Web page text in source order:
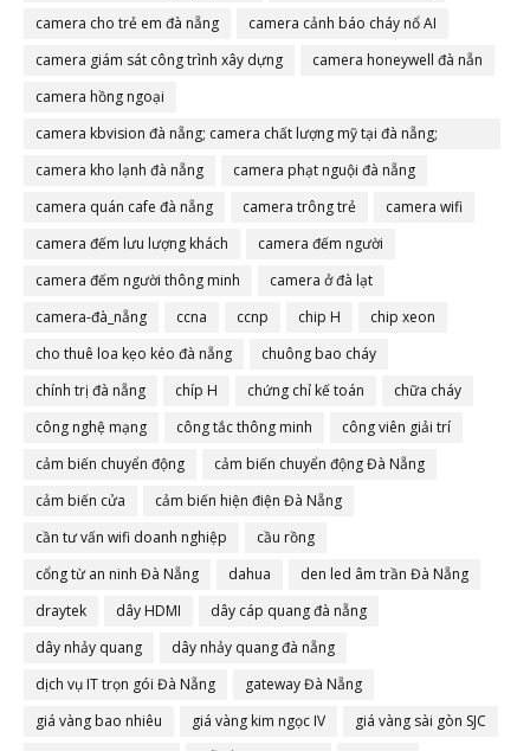
camera cho trẻ em đà nẵng
camera cảnh báo cháy nổ AI
camera giám sát công trình xây dựng
camera honeywell đà nẵn
camera hồng ngoại
camera kbvision đà nẵng; camera chất lượng mỹ tại đà nẵng;
camera đà nẵng
camera kho lạnh đà nẵng
camera phạt nguội đà nẵng
camera quán cafe đà nẵng
camera trông trẻ
camera wifi
camera đếm lưu lượng khách
camera đếm người
camera đếm người thông minh
camera ở đà lạt
camera-đà_nẵng
ccna ccnp chip H
chip xeon
cho thuê loa kẹo kéo đà nẵng
chuông bao cháy
chính trị đà nẵng
chíp H chứng chỉ kế toán
chữa cháy
công nghệ mạng
công tắc thông minh
công viên giải trí
cảm biến chuyển động
cảm biến chuyển động Đà Nẵng
cảm biến cửa
cảm biến hiện điện Đà Nẵng
cần tư vấn wifi doanh nghiệp
cầu rồng
cổng từ an ninh Đà Nẵng
dahua
den led âm trần Đà Nẵng
draytek
dây HDMI
dây cáp quang đà nẵng
dây nhảy quang
dây nhảy quang đà nẵng
dịch vụ IT trọn gói Đà Nẵng
gateway Đà Nẵng
giá vàng bao nhiêu
giá vàng kim ngọc IV
giá vàng sài gòn SJC